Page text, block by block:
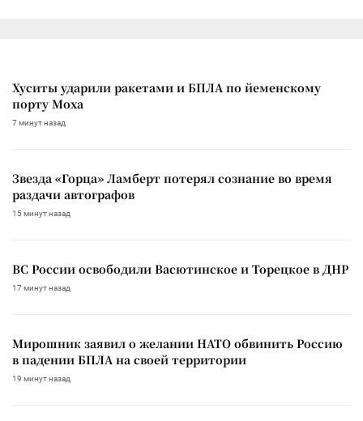
Хуситы ударили ракетами и БПЛА по йеменскому
порту Моха
7 минут назад
Звезда «Горца» Ламберт потерял сознание во время
раздачи автографов
15 минут назад
ВС России освободили Васютинское и Торецкое в ДНР
17 минут назад
Мирошник заявил о желании НАТО обвинить Россию
в падении БПЛА на своей территории
19 минут назад